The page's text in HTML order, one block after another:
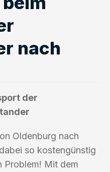
nach
der
Oldenburg nach
so kostengünstig
Problem! Mit dem